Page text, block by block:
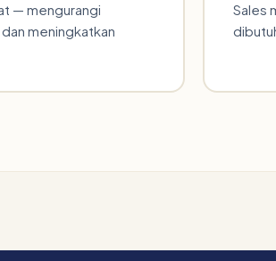
— mengurangi
meningkatkan
Sales